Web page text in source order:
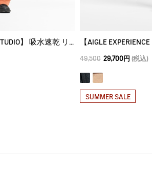
【AIGLE EXPERIENCE BY ÉTUDES STUDIO】 吸水速乾 リラックスパンツ
49,500 29,700円 (税込)
SUMMER SALE